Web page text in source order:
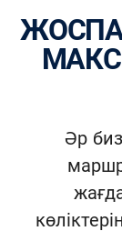
ЖОСПАРЛЫ ТОҚТАУ ЖӘНЕ
Әр